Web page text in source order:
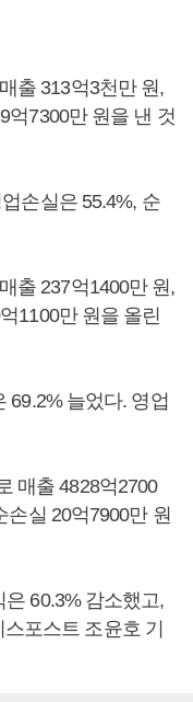
출 313억3천만 원,
억7300만 원을 낸 것
손실은 55.4%, 순
출 237억1400만 원,
1100만 원을 올린
69.2% 늘었다. 영업
매출 4828억2700
손실 20억7900만 원
60.3% 감소했고,
포스트 조윤호 기